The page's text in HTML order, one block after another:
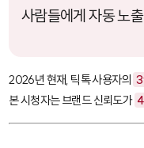
사람들에게 자동 노
2026년 현재, 틱톡 사용자의
본 시청자는 브랜드 신뢰도가